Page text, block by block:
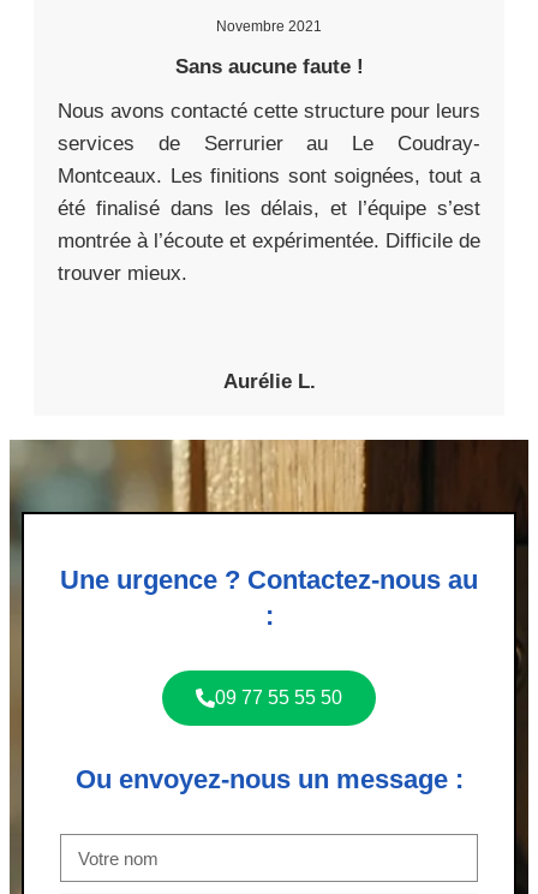
Novembre 2021
Sans aucune faute !
Nous avons contacté cette structure pour leurs
services de Serrurier au Le Coudray-
Montceaux. Les finitions sont soignées, tout a
été finalisé dans les délais, et l’équipe s’est
montrée à l’écoute et expérimentée. Difficile de
trouver mieux.
Aurélie L.
Une urgence ? Contactez-nous au
:
09 77 55 55 50
Ou envoyez-nous un message :